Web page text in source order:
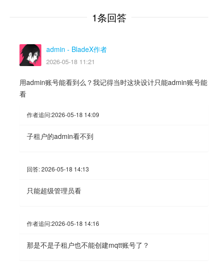
1条回答
admin - BladeX作者
2026-05-18 11:21
用admin账号能看到么？我记得当时这块设计只能admin账号能
看
作者追问:2026-05-18 14:09
子租户的admin看不到
回答:2026-05-18 14:13
只能超级管理员看
作者追问:2026-05-18 14:16
那是不是子租户也不能创建mqtt账号了？